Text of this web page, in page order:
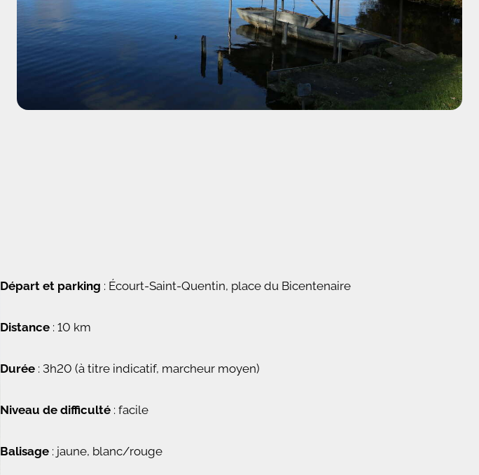
Départ et parking : Écourt-Saint-Quentin, place du Bicentenaire
Distance : 10 km
Durée : 3h20 (à titre indicatif, marcheur moyen)
Niveau de difficulté : facile
Balisage : jaune, blanc/rouge